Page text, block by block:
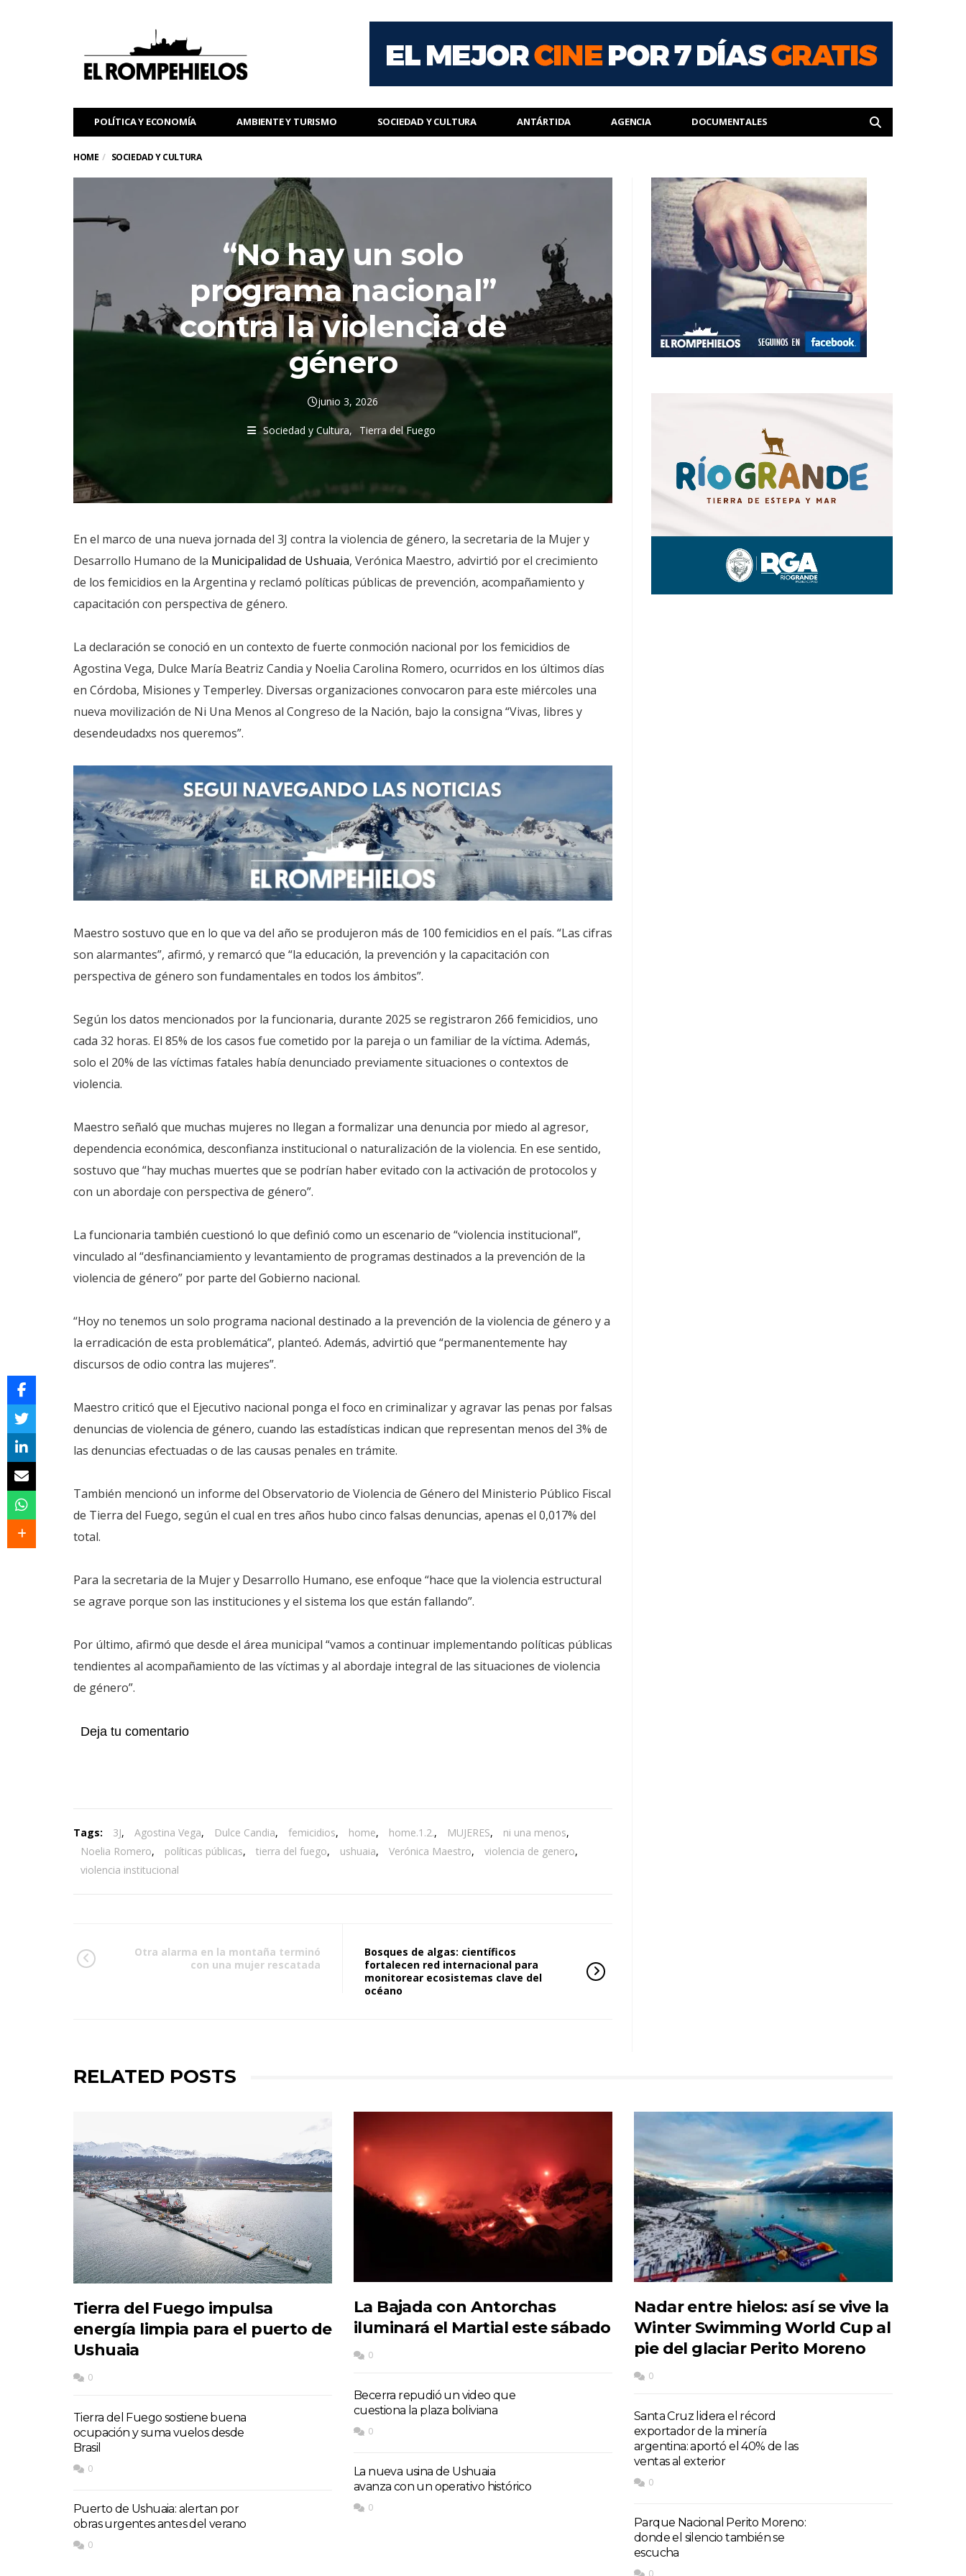
POLÍTICA Y ECONOMÍA AMBIENTE Y TURISMO SOCIEDAD Y CULTURA ANTÁRTIDA AGENCIA DOCUMENTALES
HOME SOCIEDAD Y CULTURA
“No hay un solo
programa nacional”
contra la violencia de
género
junio 3, 2026
Sociedad y Cultura Tierra del Fuego
En el marco de una nueva jornada del 3J contra la violencia de género, la secretaria de la Mujer y
Desarrollo Humano de la Municipalidad de Ushuaia, Verónica Maestro, advirtió por el crecimiento
de los femicidios en la Argentina y reclamó políticas públicas de prevención, acompañamiento y
capacitación con perspectiva de género.
La declaración se conoció en un contexto de fuerte conmoción nacional por los femicidios de
Agostina Vega, Dulce María Beatriz Candia y Noelia Carolina Romero, ocurridos en los últimos días
en Córdoba, Misiones y Temperley. Diversas organizaciones convocaron para este miércoles una
nueva movilización de Ni Una Menos al Congreso de la Nación, bajo la consigna “Vivas, libres y
desendeudadxs nos queremos”.
Maestro sostuvo que en lo que va del año se produjeron más de 100 femicidios en el país. “Las cifras
son alarmantes”, afirmó, y remarcó que “la educación, la prevención y la capacitación con
perspectiva de género son fundamentales en todos los ámbitos”.
Según los datos mencionados por la funcionaria, durante 2025 se registraron 266 femicidios, uno
cada 32 horas. El 85% de los casos fue cometido por la pareja o un familiar de la víctima. Además,
solo el 20% de las víctimas fatales había denunciado previamente situaciones o contextos de
violencia.
Maestro señaló que muchas mujeres no llegan a formalizar una denuncia por miedo al agresor,
dependencia económica, desconfianza institucional o naturalización de la violencia. En ese sentido,
sostuvo que “hay muchas muertes que se podrían haber evitado con la activación de protocolos y
con un abordaje con perspectiva de género”.
La funcionaria también cuestionó lo que definió como un escenario de “violencia institucional”,
vinculado al “desfinanciamiento y levantamiento de programas destinados a la prevención de la
violencia de género” por parte del Gobierno nacional.
“Hoy no tenemos un solo programa nacional destinado a la prevención de la violencia de género y a
la erradicación de esta problemática”, planteó. Además, advirtió que “permanentemente hay
discursos de odio contra las mujeres”.
Maestro criticó que el Ejecutivo nacional ponga el foco en criminalizar y agravar las penas por falsas
denuncias de violencia de género, cuando las estadísticas indican que representan menos del 3% de
las denuncias efectuadas o de las causas penales en trámite.
También mencionó un informe del Observatorio de Violencia de Género del Ministerio Público Fiscal
de Tierra del Fuego, según el cual en tres años hubo cinco falsas denuncias, apenas el 0,017% del
total.
Para la secretaria de la Mujer y Desarrollo Humano, ese enfoque “hace que la violencia estructural
se agrave porque son las instituciones y el sistema los que están fallando”.
Por último, afirmó que desde el área municipal “vamos a continuar implementando políticas públicas
tendientes al acompañamiento de las víctimas y al abordaje integral de las situaciones de violencia
de género”.
Deja tu comentario
Tags: 3J, Agostina Vega, Dulce Candia, femicidios, home, home.1.2., MUJERES, ni una menos,
Noelia Romero, políticas públicas, tierra del fuego, ushuaia, Verónica Maestro, violencia de genero,
violencia institucional
Otra alarma en la montaña terminó
con una mujer rescatada
Bosques de algas: científicos
fortalecen red internacional para
monitorear ecosistemas clave del
océano
RELATED POSTS
Tierra del Fuego impulsa
energía limpia para el puerto de
Ushuaia
0
Tierra del Fuego sostiene buena
ocupación y suma vuelos desde
Brasil
0
Puerto de Ushuaia: alertan por
obras urgentes antes del verano
0
La Bajada con Antorchas
iluminará el Martial este sábado
0
Becerra repudió un video que
cuestiona la plaza boliviana
0
La nueva usina de Ushuaia
avanza con un operativo histórico
0
Nadar entre hielos: así se vive la
Winter Swimming World Cup al
pie del glaciar Perito Moreno
0
Santa Cruz lidera el récord
exportador de la minería
argentina: aportó el 40% de las
ventas al exterior
0
Parque Nacional Perito Moreno:
donde el silencio también se
escucha
0